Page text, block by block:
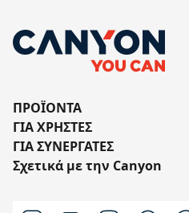
ΠΡΟΪΟΝΤΑ
ΓΙΑ ΧΡΗΣΤΕΣ
ΓΙΑ ΣΥΝΕΡΓΑΤΕΣ
Σχετικά με την Canyon